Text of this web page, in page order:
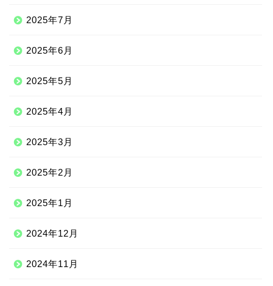
2025年7月
2025年6月
2025年5月
2025年4月
2025年3月
2025年2月
2025年1月
2024年12月
2024年11月